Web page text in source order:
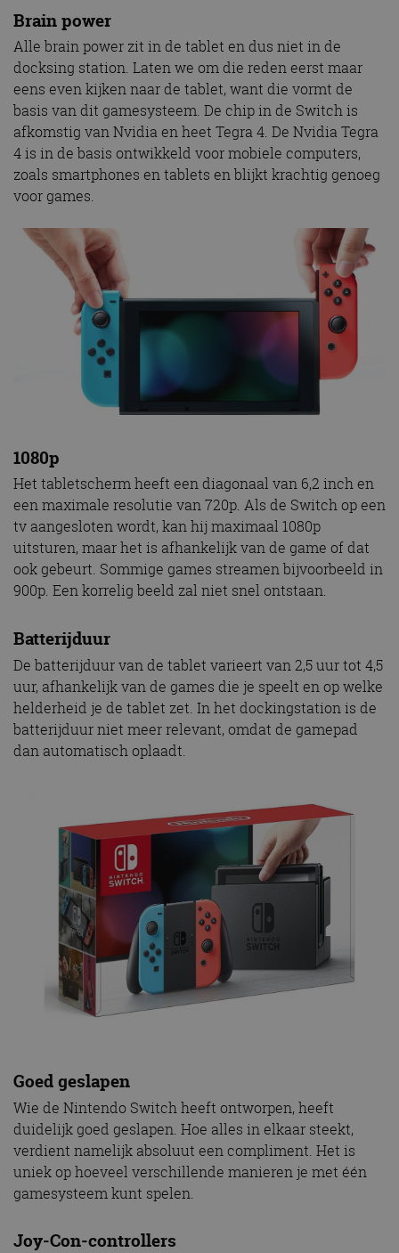
Brain power
Alle brain power zit in de tablet en dus niet in de
docksing station. Laten we om die reden eerst maar
eens even kijken naar de tablet, want die vormt de
basis van dit gamesysteem. De chip in de Switch is
afkomstig van Nvidia en heet Tegra 4. De Nvidia Tegra
4 is in de basis ontwikkeld voor mobiele computers,
zoals smartphones en tablets en blijkt krachtig genoeg
voor games.
1080p
Het tabletscherm heeft een diagonaal van 6,2 inch en
een maximale resolutie van 720p. Als de Switch op een
tv aangesloten wordt, kan hij maximaal 1080p
uitsturen, maar het is afhankelijk van de game of dat
ook gebeurt. Sommige games streamen bijvoorbeeld in
900p. Een korrelig beeld zal niet snel ontstaan.
Batterijduur
De batterijduur van de tablet varieert van 2,5 uur tot 4,5
uur, afhankelijk van de games die je speelt en op welke
helderheid je de tablet zet. In het dockingstation is de
batterijduur niet meer relevant, omdat de gamepad
dan automatisch oplaadt.
Goed geslapen
Wie de Nintendo Switch heeft ontworpen, heeft
duidelijk goed geslapen. Hoe alles in elkaar steekt,
verdient namelijk absoluut een compliment. Het is
uniek op hoeveel verschillende manieren je met één
gamesysteem kunt spelen.
Joy-Con-controllers